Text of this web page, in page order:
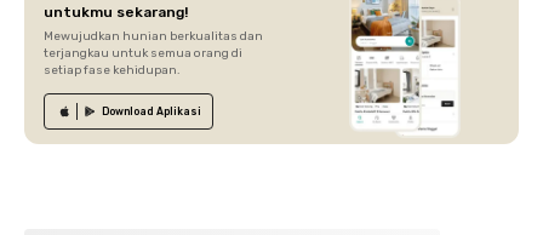
untukmu sekarang!
Mewujudkan hunian berkualitas dan
terjangkau untuk semua orang di
setiap fase kehidupan.
Download Aplikasi